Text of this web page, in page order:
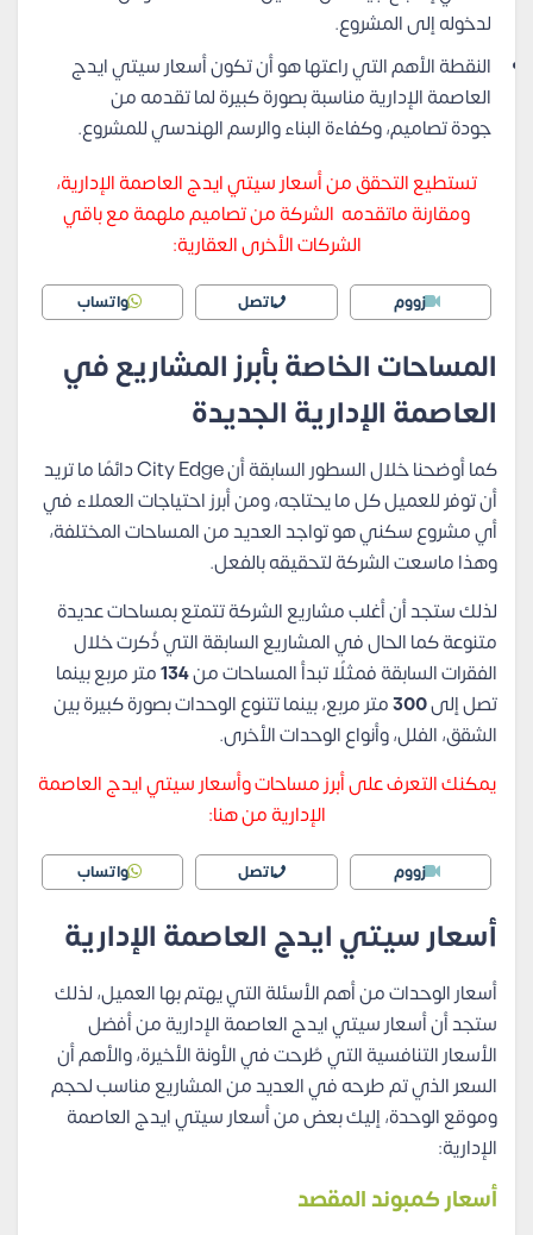
لدخوله إلى المشروع.
النقطة الأهم التي راعتها هو أن تكون أسعار سيتي ايدج
العاصمة الإدارية مناسبة بصورة كبيرة لما تقدمه من
جودة تصاميم، وكفاءة البناء والرسم الهندسي للمشروع.
تستطيع التحقق من أسعار سيتي ايدج العاصمة الإدارية،
ومقارنة ماتقدمه الشركة من تصاميم ملهمة مع باقي
الشركات الأخرى العقارية:
زووم اتصل واتساب
المساحات الخاصة بأبرز المشاريع في
العاصمة الإدارية الجديدة
كما أوضحنا خلال السطور السابقة أن City Edge دائمًا ما تريد
أن توفر للعميل كل ما يحتاجه، ومن أبرز احتياجات العملاء في
أي مشروع سكني هو تواجد العديد من المساحات المختلفة،
وهذا ماسعت الشركة لتحقيقه بالفعل.
لذلك ستجد أن أغلب مشاريع الشركة تتمتع بمساحات عديدة
متنوعة كما الحال في المشاريع السابقة التي ذُكرت خلال
الفقرات السابقة فمثلًا تبدأ المساحات من134متر مربع بينما
تصل إلى300متر مربع، بينما تتنوع الوحدات بصورة كبيرة بين
الشقق، الفلل، وأنواع الوحدات الأخرى.
يمكنك التعرف على أبرز مساحات وأسعار سيتي ايدج العاصمة
الإدارية من هنا:
زووم اتصل واتساب
أسعار سيتي ايدج العاصمة الإدارية
أسعار الوحدات من أهم الأسئلة التي يهتم بها العميل، لذلك
ستجد أن أسعار سيتي ايدج العاصمة الإدارية من أفضل
الأسعار التنافسية التي طُرحت في الأونة الأخيرة، والأهم أن
السعر الذي تم طرحه في العديد من المشاريع مناسب لحجم
وموقع الوحدة، إليك بعض من أسعار سيتي ايدج العاصمة
الإدارية:
أسعار كمبوند المقصد